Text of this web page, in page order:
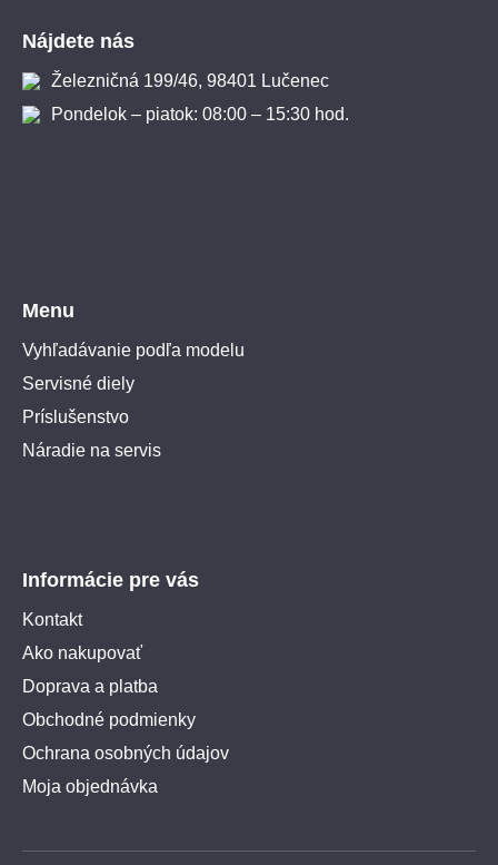
Nájdete nás
Železničná 199/46, 98401 Lučenec
Pondelok – piatok: 08:00 – 15:30 hod.
Menu
Vyhľadávanie podľa modelu
Servisné diely
Príslušenstvo
Náradie na servis
Informácie pre vás
Kontakt
Ako nakupovať
Doprava a platba
Obchodné podmienky
Ochrana osobných údajov
Moja objednávka